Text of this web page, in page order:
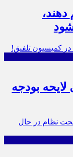
بودجه